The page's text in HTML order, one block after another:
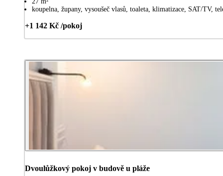
koupelna, župany, vysoušeč vlasů, toaleta, klimatizace, SAT/TV,
+1 142 Kč /pokoj
Dvoulůžkový pokoj v budově u pláže